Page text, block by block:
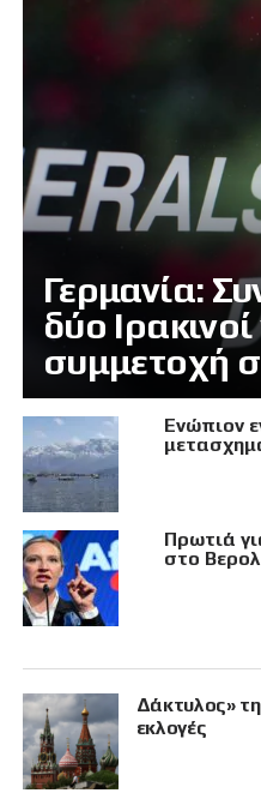
Γερμανία:
δύο Ιρακινοί
συμμετοχή
Eνώπιον
Πρωτιά
στο
Δάκτυλος»
εκλογές